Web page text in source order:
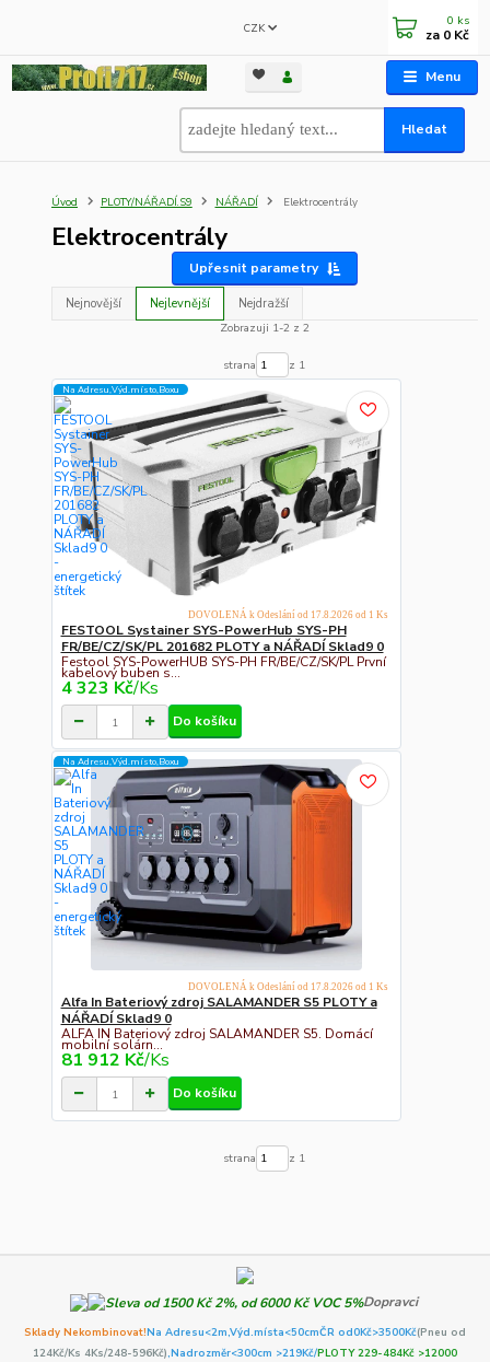
Menu
CZK
Hledat
0 ks
za 0 Kč
Úvod PLOTY/NÁŘADÍ.S9 NÁŘADÍ Elektrocentrály
Elektrocentrály
Upřesnit parametry
Nejnovější Nejlevnější
Nejdražší
Zobrazuji 1-2 z 2
strana z 1
Na Adresu,Výd.místo,Boxu
FESTOOL Systainer SYS-PowerHub SYS-PH
FR/BE/CZ/SK/PL 201682 PLOTY a NÁŘADÍ Sklad9 0
Festool SYS-PowerHUB SYS-PH FR/BE/CZ/SK/PL První
kabelový buben s...
4 323 Kč/Ks
DOVOLENÁ k Odeslání od 17.8.2026 od 1 Ks
Do košíku
Na Adresu,Výd.místo,Boxu
Alfa In Bateriový zdroj SALAMANDER S5 PLOTY a
NÁŘADÍ Sklad9 0
ALFA IN Bateriový zdroj SALAMANDER S5. Domácí
mobilní solárn...
81 912 Kč/Ks
DOVOLENÁ k Odeslání od 17.8.2026 od 1 Ks
Do košíku
strana z 1
Dopravci
Sklady Nekombinovat!Na Adresu<2m, Výd.místa<50cmČR od0Kč>3500Kč(Pneu od
124Kč/Ks 4Ks/248-596Kč) ,Nadrozměr<300cm >219Kč/PLOTY 229-484Kč >12000